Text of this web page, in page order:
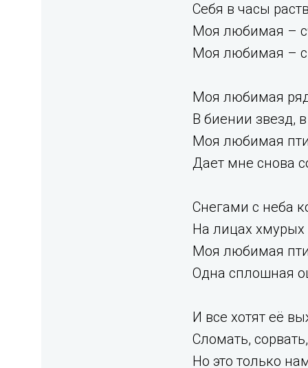
Себя в часы
Моя любимая –
Моя любимая –
Моя любимая
В биении звезд,
Моя любимая
Дает мне снова
Снегами с неба
На лицах
Моя любимая
Одна сплошная
И все хотят её
Сломать,
Но это только